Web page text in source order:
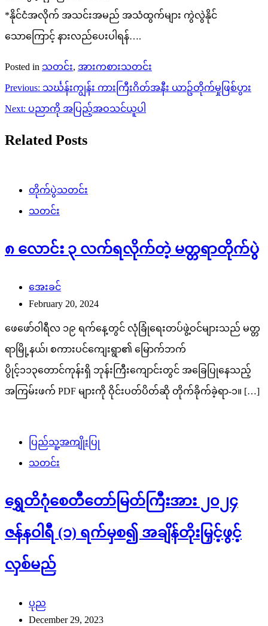
*နိုင်ငံအလိုက် အသင်းအမည် အသံထွက်များ ကွဲလွဲနိုင်
သောကြောင့် နားလည်ပေးပါရန်….
Posted in သတင်း, အားကစားသတင်း
Post
navigation
Previous: သင်္ဃန်းကျွန်း ကားကြီးဂိတ်အနီး ယာဥ်တိုက်မှုဖြစ်ပွား
Next: ပညာကို အပြည့်အဝသင်ယူပါ
Related Posts
တိုက်ပွဲသတင်း
သတင်း
၈ လောင်း ၃ လက်ရလိုက်တဲ့ မတ္တရာတိုက်ပွဲ
အေးခင်
February 20, 2024
ဖေဖော်ဝါရီလ ၁၉ ရက်နေ့တွင် လုံခြုံရေးတပ်ဖွဲ့ဝင်များသည် မတ္တ
ရာမြို့နယ်၊ စကားပင်ကျေးရွာ၏ မြောက်ဘက်
ပွိုင့်၁၁၃တောင်ကုန်းရှိ ဘုန်းကြီးကျောင်းတွင် အ‌ခြေပြုနေသည့်
အကြမ်းဖက် PDF များကို ဝိုင်းပတ်ပိတ်ဆို တိုက်ခိုက်ခဲ့ရာ-၁။ […]
ပြည်သူ့အကျိုးပြု
သတင်း
ရွှေတိဂုံစေတီတော်မြတ်ကြီးအား ၂၀၂၄
ဇန်နဝါရီ (၁) ရက်မှစ၍ အချိန်တိုးမြှင့်ဖွင့်
လှစ်မည်
ပုည
December 29, 2023